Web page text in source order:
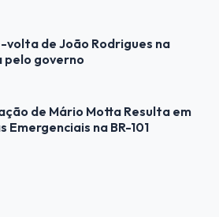
volta de João Rodrigues na
pelo governo
de Mário Motta Resulta em
Emergenciais na BR-101